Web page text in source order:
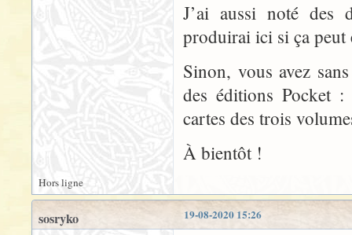
J’ai aussi noté des
produirai ici si ça peut
Sinon, vous avez
des éditions Pocket :
cartes des trois
À bientôt !
Hors ligne
19-08-2020 15:26
sosryko